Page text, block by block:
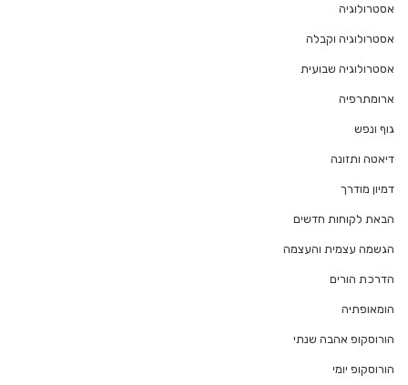
אסטרולוגיה
אסטרולוגיה וקבלה
אסטרולוגיה שבועית
ארומתרפיה
גוף ונפש
דיאטה ותזונה
דמיון מודרך
הבאת לקוחות חדשים
הגשמה עצמית והעצמה
הדרכת הורים
הומאופתיה
הורוסקופ אהבה שנתי
הורוסקופ יומי